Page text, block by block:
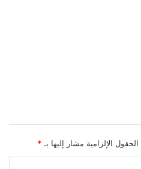
الحقول الإلزامية مشار إليها بـ *